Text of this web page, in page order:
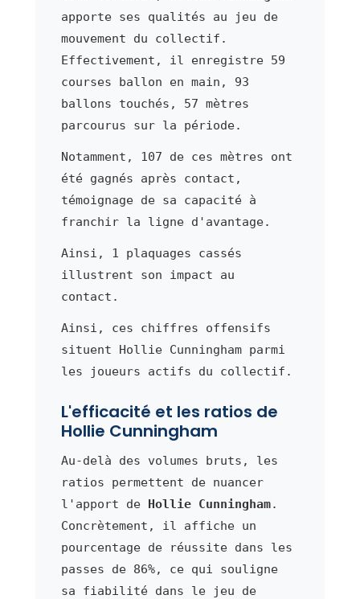
apporte ses qualités au jeu de
mouvement du collectif.
Effectivement, il enregistre 59
courses ballon en main, 93
ballons touchés, 57 mètres
parcourus sur la période.
Notamment, 107 de ces mètres ont
été gagnés après contact,
témoignage de sa capacité à
franchir la ligne d'avantage.
Ainsi, 1 plaquages cassés
illustrent son impact au
contact.
Ainsi, ces chiffres offensifs
situent Hollie Cunningham parmi
les joueurs actifs du collectif.
L'efficacité et les ratios de
Hollie Cunningham
Au-delà des volumes bruts, les
ratios permettent de nuancer
l'apport de Hollie Cunningham.
Concrètement, il affiche un
pourcentage de réussite dans les
passes de 86%, ce qui souligne
sa fiabilité dans le jeu de